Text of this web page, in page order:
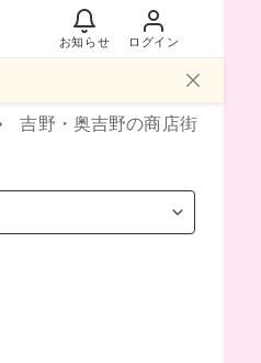
お知らせ ログイン
吉野・奥吉野の商店街